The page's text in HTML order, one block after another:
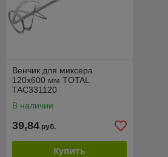
Венчик для миксера
120x600 мм TOTAL
TAC331120
В наличии
39,84 руб.
Купить